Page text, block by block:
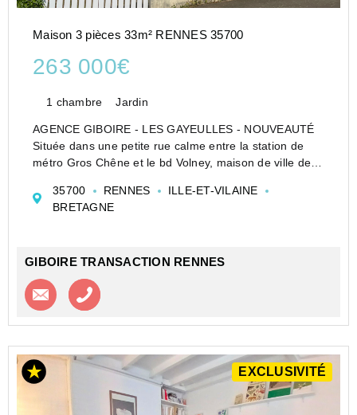
Maison 3 pièces 33m² RENNES 35700
263 000€
1 chambre Jardin
AGENCE GIBOIRE - LES GAYEULLES - NOUVEAUTÉ
Située dans une petite rue calme entre la station de
métro Gros Chêne et le bd Volney, maison de ville de
clos de murs.
Nombreuses possibilités de rénovati...
35700 RENNES
ILLE-ET-VILAINE
BRETAGNE
GIBOIRE TRANSACTION RENNES
Contacter l'agence
EXCLUSIVITÉ